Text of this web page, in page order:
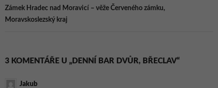
Zámek Hradec nad Moravicí – věže Červeného zámku,
Moravskoslezský kraj
3 KOMENTÁŘE U „DENNÍ BAR DVŮR, BŘECLAV“
Jakub